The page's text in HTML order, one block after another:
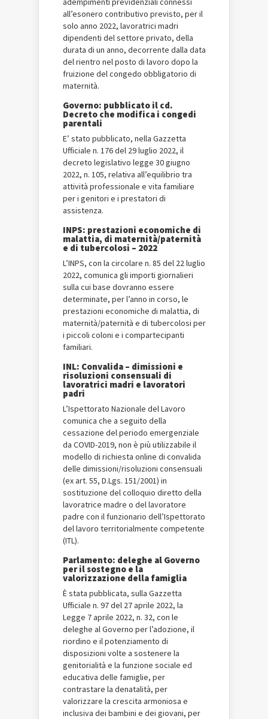
all’esonero contributivo previsto, per il
solo anno 2022, lavoratrici madri
dipendenti del settore privato, della
durata di un anno, decorrente dalla data
del rientro nel posto di lavoro dopo la
fruizione del congedo obbligatorio di
maternità.
Governo: pubblicato il cd.
Decreto che modifica i congedi
parentali
E’ stato pubblicato, nella Gazzetta
Ufficiale n. 176 del 29 luglio 2022, il
decreto legislativo legge 30 giugno
2022, n. 105, relativa all’equilibrio tra
attività professionale e vita familiare
per i genitori e i prestatori di
assistenza.
INPS: prestazioni economiche di
malattia, di maternità/paternità
e di tubercolosi – 2022
L’INPS, con la circolare n. 85 del 22 luglio
2022, comunica gli importi giornalieri
sulla cui base dovranno essere
determinate, per l’anno in corso, le
prestazioni economiche di malattia, di
maternità/paternità e di tubercolosi per
i piccoli coloni e i compartecipanti
familiari.
INL: Convalida – dimissioni e
risoluzioni consensuali di
lavoratrici madri e lavoratori
padri
L’Ispettorato Nazionale del Lavoro
comunica che a seguito della
cessazione del periodo emergenziale
da COVID-2019, non è più utilizzabile il
modello di richiesta online di convalida
delle dimissioni/risoluzioni consensuali
(ex art. 55, D.Lgs. 151/2001) in
sostituzione del colloquio diretto della
lavoratrice madre o del lavoratore
padre con il funzionario dell’Ispettorato
del lavoro territorialmente competente
(ITL).
Parlamento: deleghe al Governo
per il sostegno e la
valorizzazione della famiglia
È stata pubblicata, sulla Gazzetta
Ufficiale n. 97 del 27 aprile 2022, la
Legge 7 aprile 2022, n. 32, con le
deleghe al Governo per l’adozione, il
riordino e il potenziamento di
disposizioni volte a sostenere la
genitorialità e la funzione sociale ed
educativa delle famiglie, per
contrastare la denatalità, per
valorizzare la crescita armoniosa e
inclusiva dei bambini e dei giovani, per